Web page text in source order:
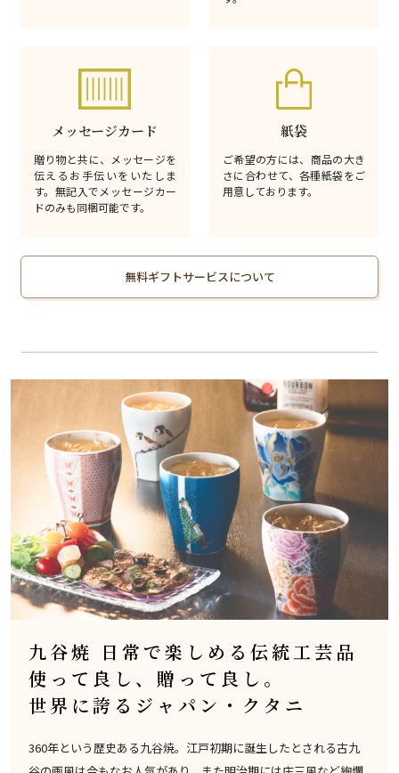
メッセージカード
贈り物と共に、メッセージを
伝えるお手伝いをいたしま
す。無記入でメッセージカー
ドのみも同梱可能です。
紙袋
ご希望の方には、商品の大き
さに合わせて、各種紙袋をご
用意しております。
無料ギフトサービスについて
九谷焼 日常で楽しめる伝統工芸品
使って良し、贈って良し。
世界に誇るジャパン・クタニ
360年という歴史ある九谷焼。江戸初期に誕生したとされる古九